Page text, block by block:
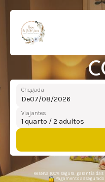
Chegada
De
Viajantes
1 quarto /2 adultos
Reserva 100% segura, garantia
Pagamento assegurado